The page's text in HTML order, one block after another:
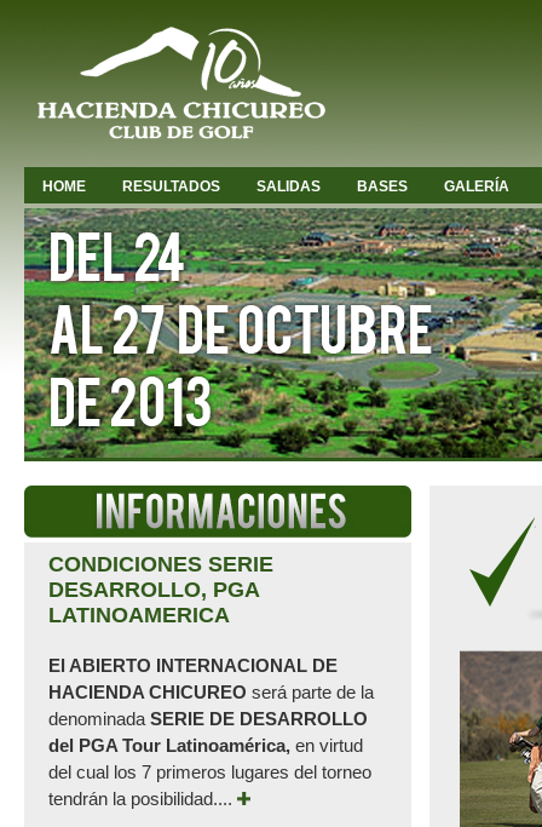
HOME RESULTADOS SALIDAS BASES GALERÍA
CONDICIONES SERIE
DESARROLLO, PGA
LATINOAMERICA
El ABIERTO INTERNACIONAL DE
HACIENDA CHICUREO será parte de la
denominada SERIE DE DESARROLLO
del PGA Tour Latinoamérica, en virtud
del cual los 7 primeros lugares del torneo
tendrán la posibilidad....